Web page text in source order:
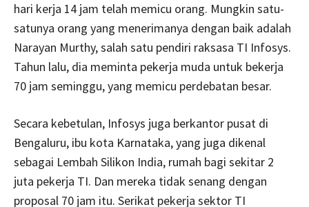
hari kerja 14 jam telah memicu orang. Mungkin satu-
satunya orang yang menerimanya dengan baik adalah
Narayan Murthy, salah satu pendiri raksasa TI Infosys.
Tahun lalu, dia meminta pekerja muda untuk bekerja
70 jam seminggu, yang memicu perdebatan besar.
Secara kebetulan, Infosys juga berkantor pusat di
Bengaluru, ibu kota Karnataka, yang juga dikenal
sebagai Lembah Silikon India, rumah bagi sekitar 2
juta pekerja TI. Dan mereka tidak senang dengan
proposal 70 jam itu. Serikat pekerja sektor TI